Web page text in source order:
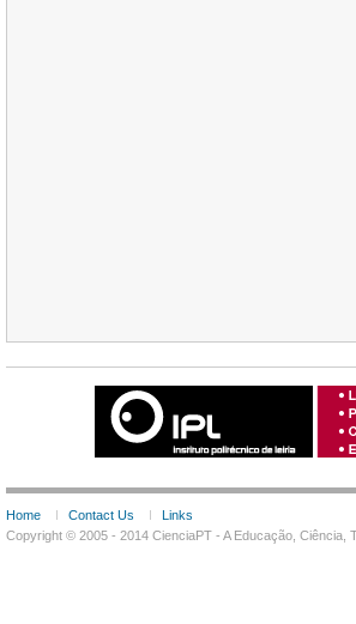
Home Contact Us
Links
Copyright © 2005 - 2014 CienciaPT - A Educação,